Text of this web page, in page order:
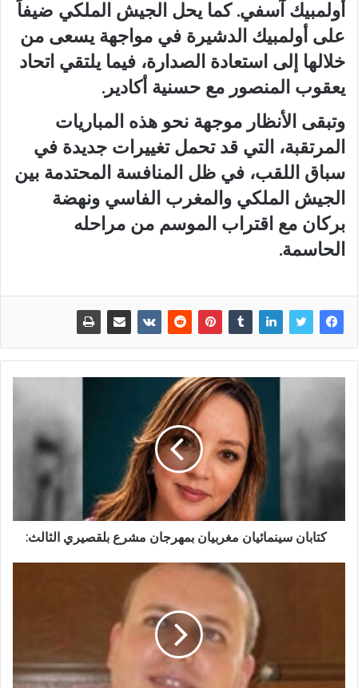
أولمبيك آسفي. كما يحل الجيش الملكي ضيفاً
على أولمبيك الدشيرة في مواجهة يسعى من
خلالها إلى استعادة الصدارة، فيما يلتقي اتحاد
يعقوب المنصور مع حسنية أكادير.
وتبقى الأنظار موجهة نحو هذه المباريات
المرتقبة، التي قد تحمل تغييرات جديدة في
سباق اللقب، في ظل المنافسة المحتدمة بين
الجيش الملكي والمغرب الفاسي ونهضة
بركان مع اقتراب الموسم من مراحله
الحاسمة.
كتابان سينمائيان مغربيان بمهرجان مشرع بلقصيري الثالث: